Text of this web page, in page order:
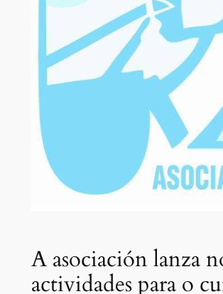
A asociación lanza
actividades para o